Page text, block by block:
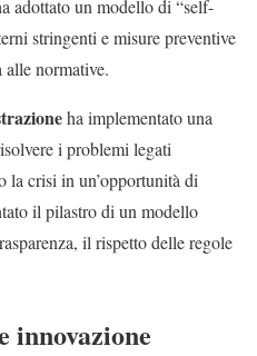
adottato un modello di “self-
stringenti e misure preventive
alle normative.
ha implementato una
i problemi legati
la crisi in un’opportunità di
il pilastro di un modello
il rispetto delle regole
innovazione